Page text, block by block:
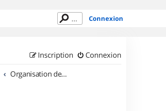
Connexion
Connexion
Inscription
Organisation de sorties en région Franche Comté